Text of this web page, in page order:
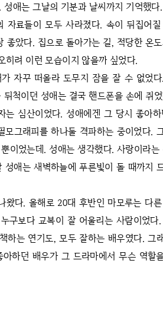
애는 그날의 기분과 날씨까지 기억했
자료들이 모두 사라졌다. 속이 뒤집어
좋았다. 집으로 돌아가는 길, 적당한 온
히려 이런 모습이지 않을까 싶었다.
자꾸 떠올라 도무지 잠을 잘 수 없었
척이던 성애는 결국 핸드폰을 손에 쥐
는 심산이었다. 성애에겐 그 당시 좋아
그래피를 하나둘 격파하는 중이었다.
이었는데. 성애는 생각했다. 사랑이라
애는 새벽하늘에 푸른빛이 돌 때까지
왔다. 올해로 20대 후반인 마모루는 다
구보다 교복이 잘 어울리는 사람이었다
하는 연기도, 모두 잘하는 배우였다. 그
하던 배우가 그 드라마에서 무슨 역할